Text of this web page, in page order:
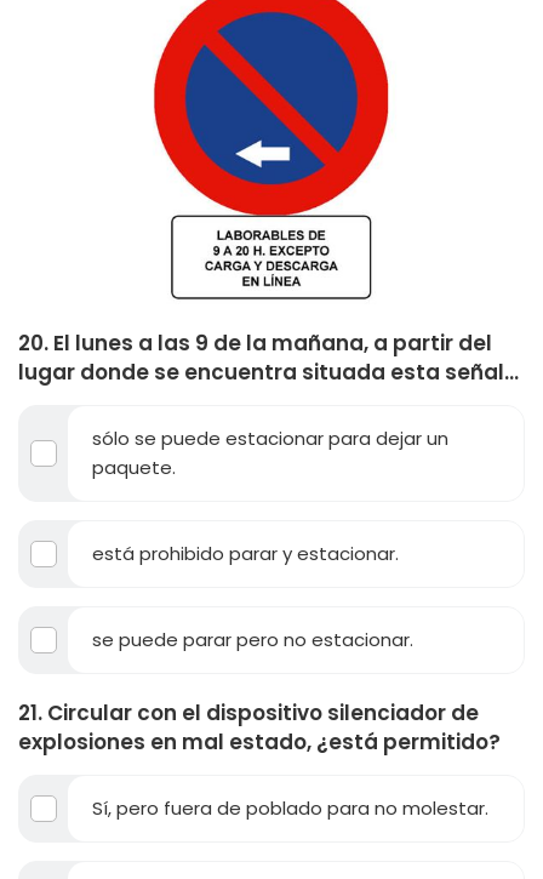
20. El lunes a las 9 de la mañana, a partir del
lugar donde se encuentra situada esta señal...
sólo se puede estacionar para dejar un
paquete.
está prohibido parar y estacionar.
se puede parar pero no estacionar.
21. Circular con el dispositivo silenciador de
explosiones en mal estado, ¿está permitido?
Sí, pero fuera de poblado para no molestar.